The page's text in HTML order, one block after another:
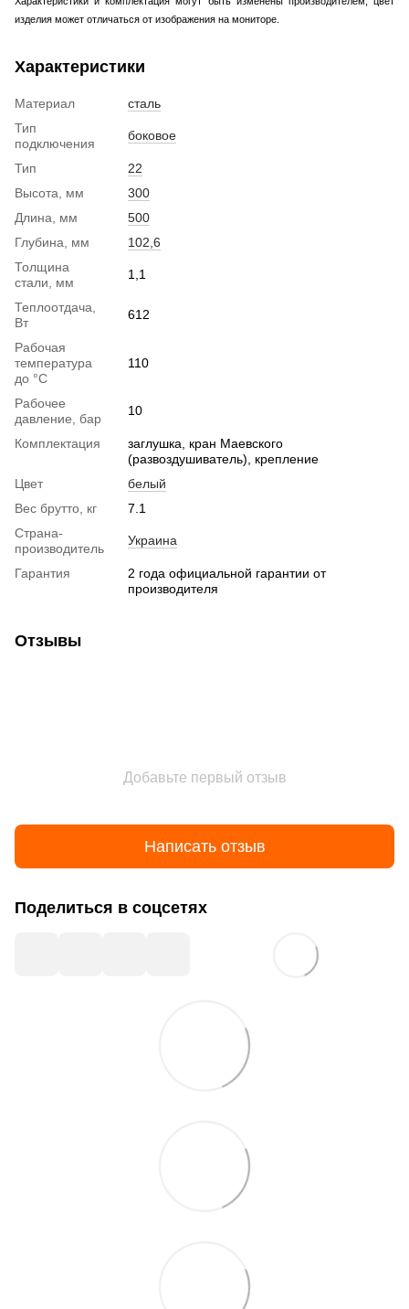
изделия может отличаться от изображения на мониторе.
Характеристики
Материал
сталь
Тип
подключения
боковое
Тип
22
Высота, мм
300
Длина, мм
500
Глубина, мм
102,6
Толщина
стали, мм
1,1
Теплоотдача,
Вт
612
Рабочая
температура
до °С
110
Рабочее
давление, бар
10
Комплектация
заглушка, кран Маевского
(развоздушиватель), крепление
Цвет
белый
Вес брутто, кг
7.1
Страна-
производитель
Украина
Гарантия
2 года официальной гарантии от
производителя
Отзывы
Добавьте первый отзыв
Написать отзыв
Поделиться в соцсетях